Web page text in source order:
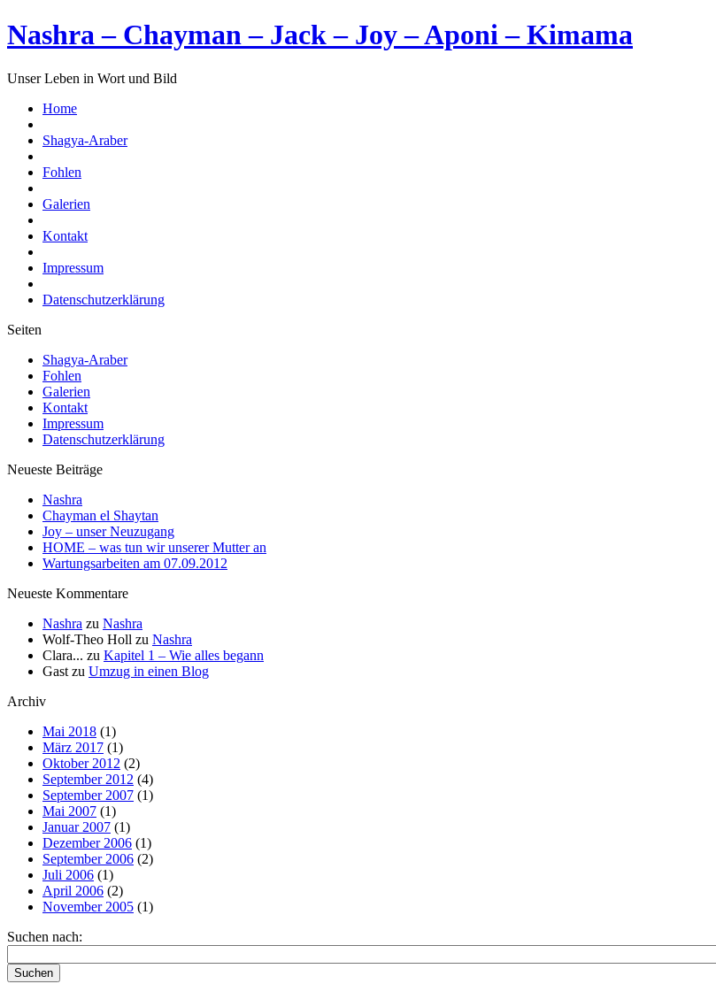
Nashra – Chayman – Jack – Joy – Aponi – Kimama
Unser Leben in Wort und Bild
Home
Shagya-Araber
Fohlen
Galerien
Kontakt
Impressum
Datenschutzerklärung
Seiten
Shagya-Araber
Fohlen
Galerien
Kontakt
Impressum
Datenschutzerklärung
Neueste Beiträge
Nashra
Chayman el Shaytan
Joy – unser Neuzugang
HOME – was tun wir unserer Mutter an
Wartungsarbeiten am 07.09.2012
Neueste Kommentare
Nashra zu Nashra
Wolf-Theo Holl zu Nashra
Clara... zu Kapitel 1 – Wie alles begann
Gast zu Umzug in einen Blog
Archiv
Mai 2018 (1)
März 2017 (1)
Oktober 2012 (2)
September 2012 (4)
September 2007 (1)
Mai 2007 (1)
Januar 2007 (1)
Dezember 2006 (1)
September 2006 (2)
Juli 2006 (1)
April 2006 (2)
November 2005 (1)
Suchen nach:
Suchen